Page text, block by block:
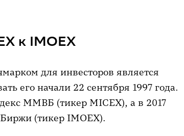
к IMOEX
для инвесторов является
его начали 22 сентября 1997 года.
ММВБ (тикер MICEX), а в 2017
(тикер IMOEX).